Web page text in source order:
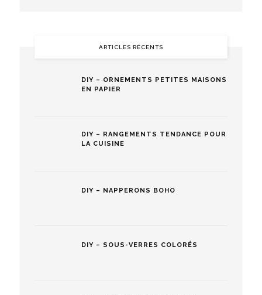
ARTICLES RÉCENTS
DIY – ORNEMENTS PETITES MAISONS
EN PAPIER
DIY – RANGEMENTS TENDANCE POUR
LA CUISINE
DIY – NAPPERONS BOHO
DIY – SOUS-VERRES COLORÉS